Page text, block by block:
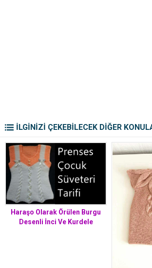
İLGİNİZİ ÇEKEBİLECEK DİĞER
Haraşo Olarak Örülen Burgu
Desenli İnci Ve Kurdele